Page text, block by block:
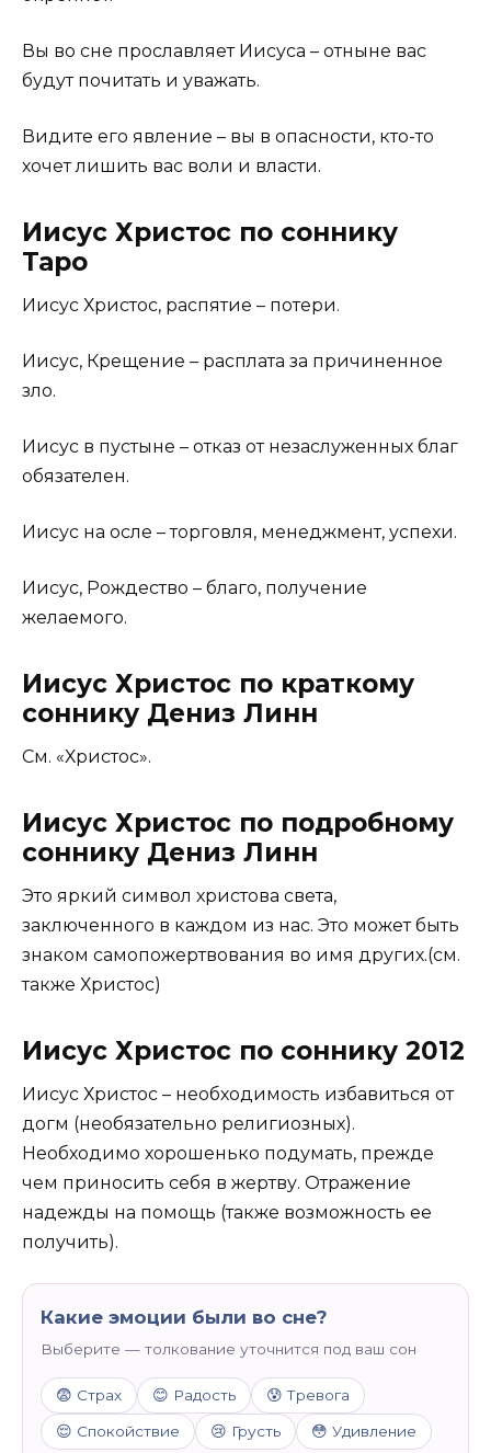
Вы во сне прославляет Иисуса – отныне вас
будут почитать и уважать.
Видите его явление – вы в опасности, кто-то
хочет лишить вас воли и власти.
Иисус Христос по соннику
Таро
Иисус Христос, распятие – потери.
Иисус, Крещение – расплата за причиненное
зло.
Иисус в пустыне – отказ от незаслуженных благ
обязателен.
Иисус на осле – торговля, менеджмент, успехи.
Иисус, Рождество – благо, получение
желаемого.
Иисус Христос по краткому
соннику Дениз Линн
См. «Христос».
Иисус Христос по подробному
соннику Дениз Линн
Это яркий символ христова света,
заключенного в каждом из нас. Это может быть
знаком самопожертвования во имя других.(см.
также Христос)
Иисус Христос по соннику 2012
Иисус Христос – необходимость избавиться от
догм (необязательно религиозных).
Необходимо хорошенько подумать, прежде
чем приносить себя в жертву. Отражение
надежды на помощь (также возможность ее
получить).
Какие эмоции были во сне?
Выберите — толкование уточнится под ваш сон
😨 Страх 😊 Радость 😰 Тревога
😌 Спокойствие 😢 Грусть 😳 Удивление